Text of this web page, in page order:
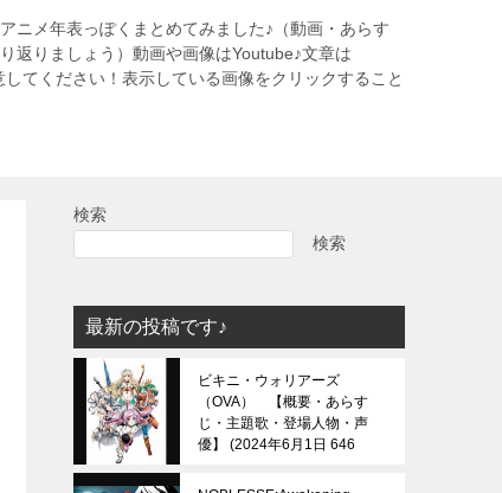
ニメ年表っぽくまとめてみました♪（動画・あらす
返りましょう）動画や画像はYoutube♪文章は
てください！表示している画像をクリックすること
検索
検索
最新の投稿です♪
ビキニ・ウォリアーズ
（OVA） 【概要・あらす
じ・主題歌・登場人物・声
優】
2024年6月1日 646